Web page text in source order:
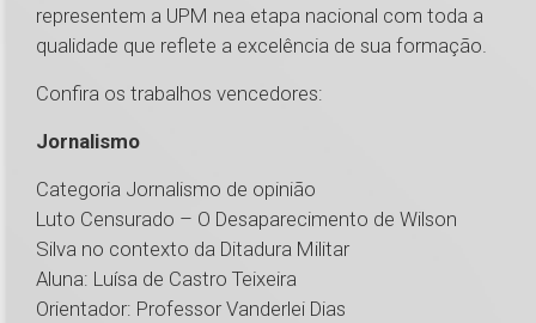
representem a UPM nea etapa nacional com toda a
qualidade que reflete a excelência de sua formação.
Confira os trabalhos vencedores:
Jornalismo
Categoria Jornalismo de opinião
Luto Censurado – O Desaparecimento de Wilson
Silva no contexto da Ditadura Militar
Aluna: Luísa de Castro Teixeira
Orientador: Professor Vanderlei Dias